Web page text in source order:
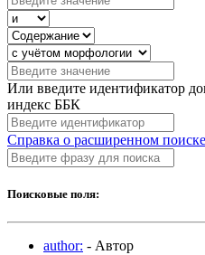
Или введите идентификатор
индекс ББК
Справка о расширенном поиске
Поисковые поля:
author: - Автор